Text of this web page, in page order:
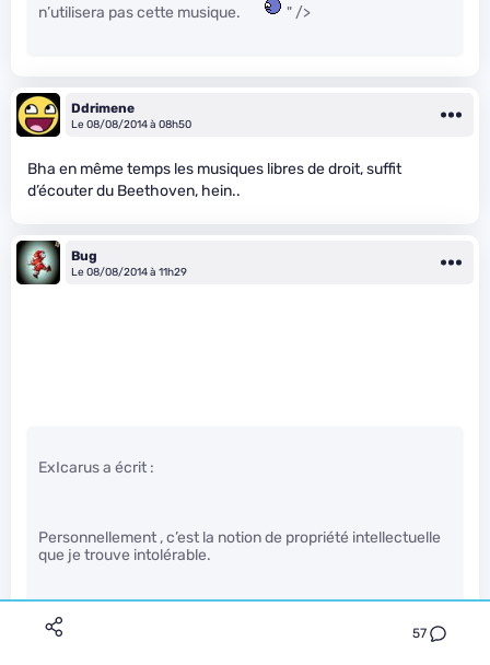
57
n’utilisera pas cette musique.
" />
Ddrimene
Le 08/08/2014 à 08h50
Bha en même temps les musiques libres de droit, suffit
d’écouter du Beethoven, hein..
Bug
Le 08/08/2014 à 11h29
ExIcarus a écrit :
Personnellement , c’est la notion de propriété intellectuelle
que je trouve intolérable.